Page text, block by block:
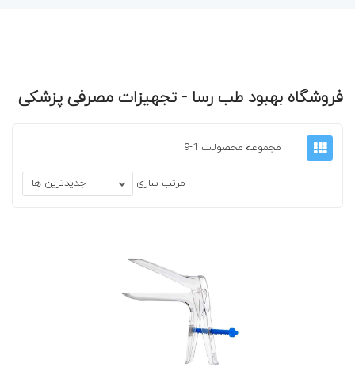
فروشگاه بهبود طب رسا - تجهیزات مصرفی پزشکی
مجموعه محصولات 1-9
مرتب سازی جدیدترین ها